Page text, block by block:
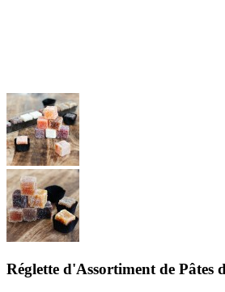
Réglette d'Assortiment de Pâtes